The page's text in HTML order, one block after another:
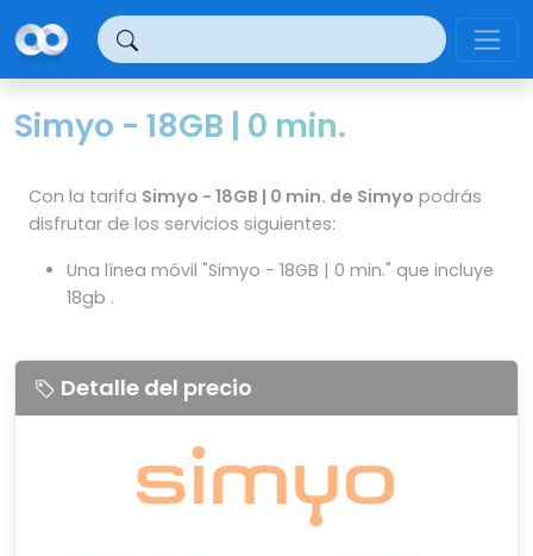
Simyo - 18GB | 0 min.
Con la tarifa Simyo - 18GB | 0 min. de Simyo podrás
disfrutar de los servicios siguientes:
Una línea móvil "Simyo - 18GB | 0 min." que incluye
18gb .
Detalle del precio
Panel de gestión de cookies